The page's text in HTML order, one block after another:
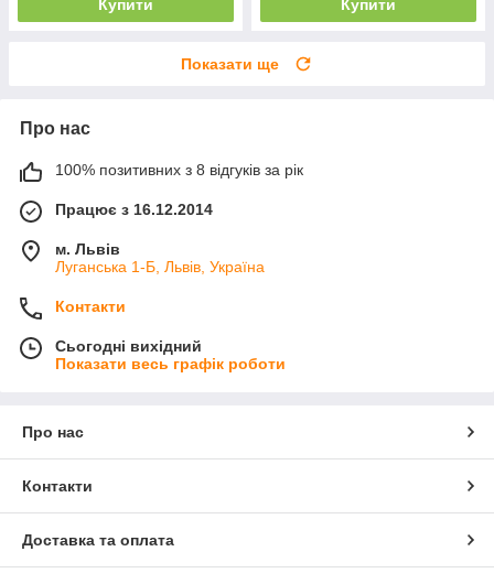
Купити Купити
Показати ще
Про нас
100% позитивних з 8 відгуків за рік
Працює з 16.12.2014
м. Львів
Луганська 1-Б, Львів, Україна
Контакти
Сьогодні вихідний
Показати весь графік роботи
Про нас
Контакти
Доставка та оплата